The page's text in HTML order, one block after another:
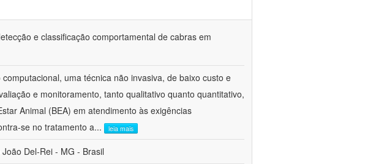
e classificação comportamental de cabras em
uma técnica não invasiva, de baixo custo e
e monitoramento, tanto qualitativo quanto quantitativo,
Animal (BEA) em atendimento às exigências
se no tratamento a... leia mais
Del-Rei - MG - Brasil